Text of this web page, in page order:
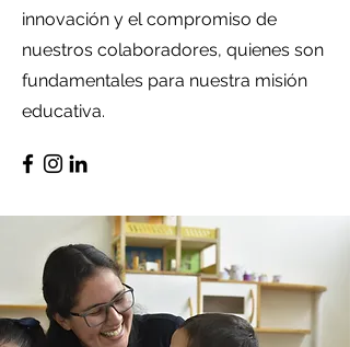
innovación y el compromiso de
nuestros colaboradores, quienes son
fundamentales para nuestra misión
educativa.